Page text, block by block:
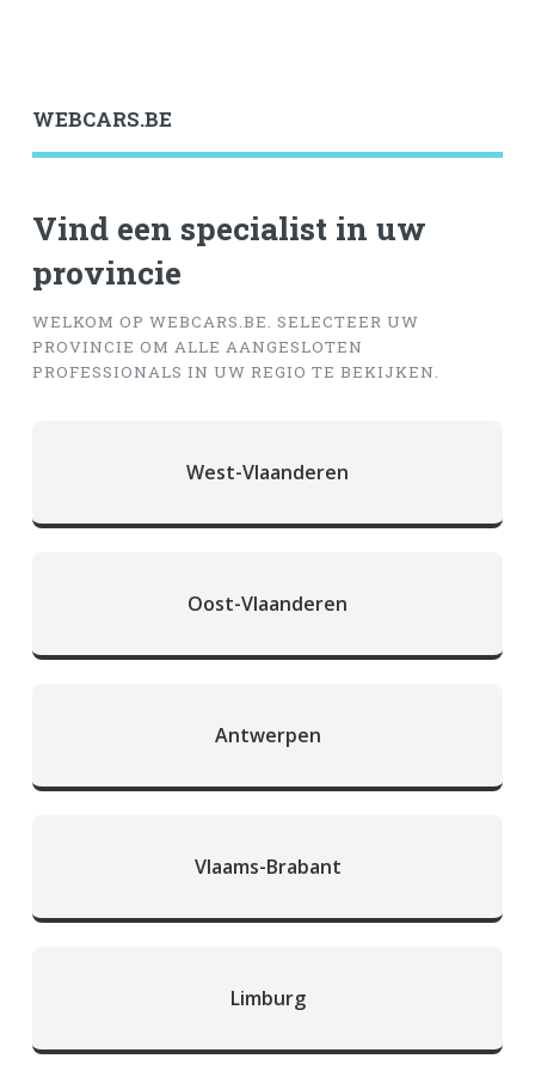
WEBCARS.BE
Vind een specialist in uw
provincie
WELKOM OP WEBCARS.BE. SELECTEER UW
PROVINCIE OM ALLE AANGESLOTEN
PROFESSIONALS IN UW REGIO TE BEKIJKEN.
West-Vlaanderen
Oost-Vlaanderen
Antwerpen
Vlaams-Brabant
Limburg